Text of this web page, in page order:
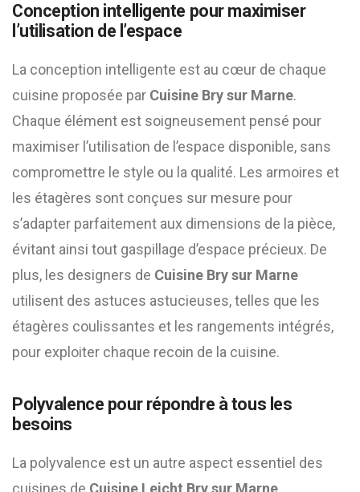
Conception intelligente pour maximiser
l’utilisation de l’espace
La conception intelligente est au cœur de chaque
cuisine proposée par Cuisine Bry sur Marne.
Chaque élément est soigneusement pensé pour
maximiser l’utilisation de l’espace disponible, sans
compromettre le style ou la qualité. Les armoires et
les étagères sont conçues sur mesure pour
s’adapter parfaitement aux dimensions de la pièce,
évitant ainsi tout gaspillage d’espace précieux. De
plus, les designers de Cuisine Bry sur Marne
utilisent des astuces astucieuses, telles que les
étagères coulissantes et les rangements intégrés,
pour exploiter chaque recoin de la cuisine.
Polyvalence pour répondre à tous les
besoins
La polyvalence est un autre aspect essentiel des
cuisines de Cuisine Leicht Bry sur Marne.